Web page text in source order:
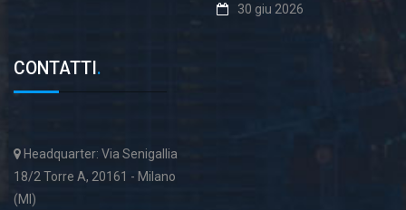
30 giu 2026
CONTATTI .
Headquarter: Via Senigallia
18/2 Torre A, 20161 - Milano
(MI)